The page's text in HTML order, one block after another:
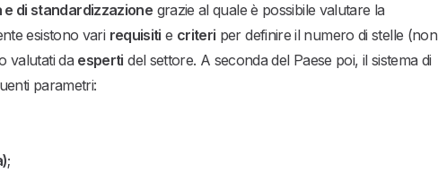
e di standardizzazione grazie al quale è possibile valutare la
esistono vari requisiti e criteri per definire il numero di stelle (non
valutati da esperti del settore. A seconda del Paese poi, il sistema di
parametri:
;